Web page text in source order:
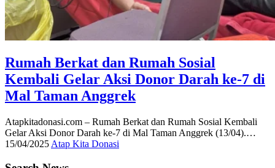
Rumah Berkat dan Rumah Sosial
Kembali Gelar Aksi Donor Darah ke-7 di
Mal Taman Anggrek
Atapkitadonasi.com – Rumah Berkat dan Rumah Sosial Kembali
Gelar Aksi Donor Darah ke-7 di Mal Taman Anggrek (13/04).…
15/04/2025 Atap Kita Donasi